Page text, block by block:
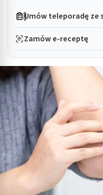
Umów teleporadę ze
Zamów e-receptę